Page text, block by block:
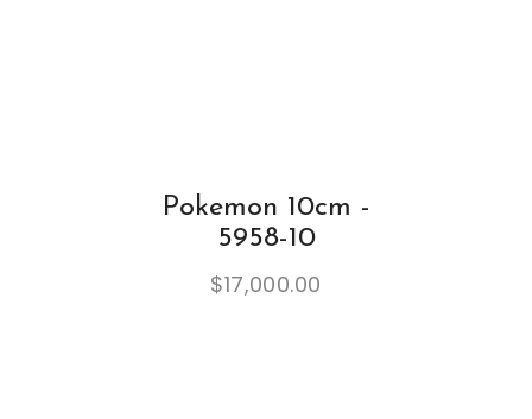
Pokemon 10cm -
5958-10
$17,000.00